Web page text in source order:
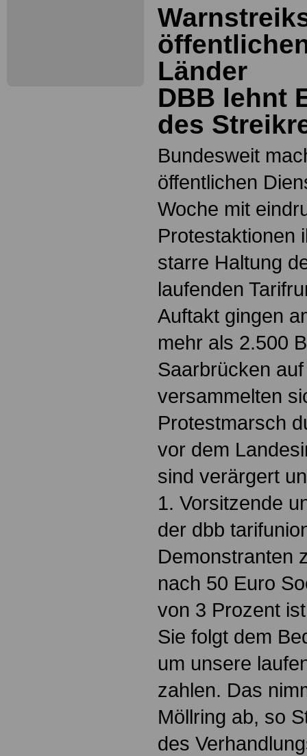
Länder
DBB lehnt
des
Bundesweit
öffentlichen
Woche mit
Protestaktionen
starre Haltung
laufenden
Auftakt gingen
mehr als 2.500
Saarbrücken
versammelten
Protestmarsch
vor dem
sind verärgert
1. Vorsitzende
der dbb
Demonstranten
nach 50 Euro
von 3 Prozent
Sie folgt dem
um unsere
zahlen. Das
Möllring ab, so
des